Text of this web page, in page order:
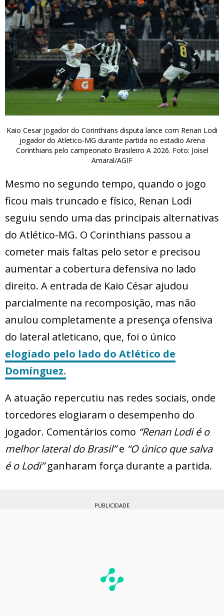
Kaio Cesar jogador do Corinthians disputa lance com Renan Lodi
jogador do Atletico-MG durante partida no estadio Arena
Corinthians pelo campeonato Brasileiro A 2026. Foto: Joisel
Amaral/AGIF
Mesmo no segundo tempo, quando o jogo
ficou mais truncado e físico, Renan Lodi
seguiu sendo uma das principais alternativas
do Atlético-MG. O Corinthians passou a
cometer mais faltas pelo setor e precisou
aumentar a cobertura defensiva no lado
direito. A entrada de Kaio César ajudou
parcialmente na recomposição, mas não
anulou completamente a presença ofensiva
do lateral atleticano, que, foi o único
elogiado pelo lado do Atlético de
Domínguez.
A atuação repercutiu nas redes sociais, onde
torcedores elogiaram o desempenho do
jogador. Comentários como “Renan Lodi é o
melhor lateral do Brasil”e “O único que salva
é o Lodi”ganharam força durante a partida.
PUBLICIDADE